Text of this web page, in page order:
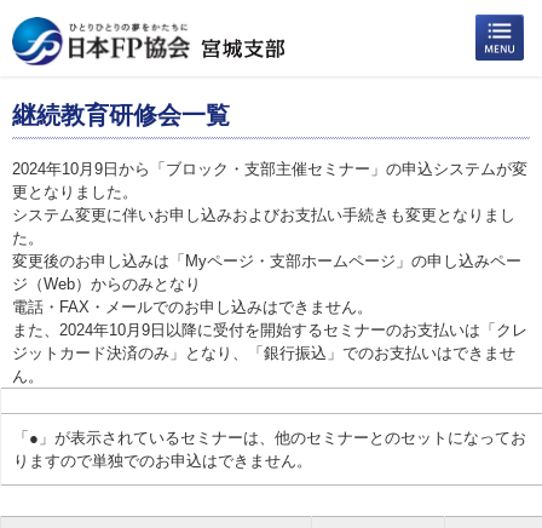
継続教育研修会一覧
2024年10月9日から「ブロック・支部主催セミナー」の申込システムが変
更となりました。
システム変更に伴いお申し込みおよびお支払い手続きも変更となりまし
た。
変更後のお申し込みは「Myページ・支部ホームページ」の申し込みペー
ジ（Web）からのみとなり
電話・FAX・メールでのお申し込みはできません。
また、2024年10月9日以降に受付を開始するセミナーのお支払いは「クレ
ジットカード決済のみ」となり、「銀行振込」でのお支払いはできませ
ん。
「●」が表示されているセミナーは、他のセミナーとのセットになってお
りますので単独でのお申込はできません。